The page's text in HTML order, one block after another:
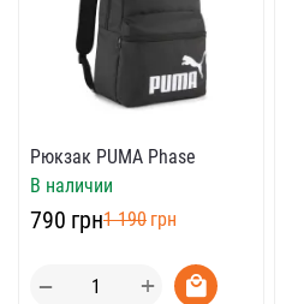
Рюкзак PUMA Phase
В наличии
‍790‍ грн‍1 190‍ грн
+
−